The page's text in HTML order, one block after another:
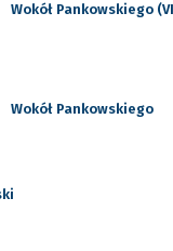
Wokół Pankowskiego
Wokół Pankowskiego